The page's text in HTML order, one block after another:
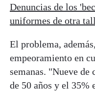
Denuncias de los
uniformes de otra
El problema,
empeoramiento en
semanas. "Nueve de
de 50 años y el 35%